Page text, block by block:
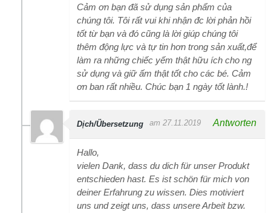
Cảm ơn bạn đã sử dụng sản phẩm của
chúng tôi. Tôi rất vui khi nhận đc lời phản hồi
tốt từ bạn và đó cũng là lời giúp chúng tôi
thêm động lực và tự tin hơn trong sản xuất,để
làm ra những chiếc yếm thật hữu ích cho ng
sử dụng và giữ ấm thật tốt cho các bé. Cảm
ơn ban rất nhiều. Chúc bạn 1 ngày tốt lành.!
Dịch/Übersetzung am 27.11.2019 Antworten
Hallo,
vielen Dank, dass du dich für unser Produkt
entschieden hast. Es ist schön für mich von
deiner Erfahrung zu wissen. Dies motiviert
uns und zeigt uns, dass unsere Arbeit bzw.